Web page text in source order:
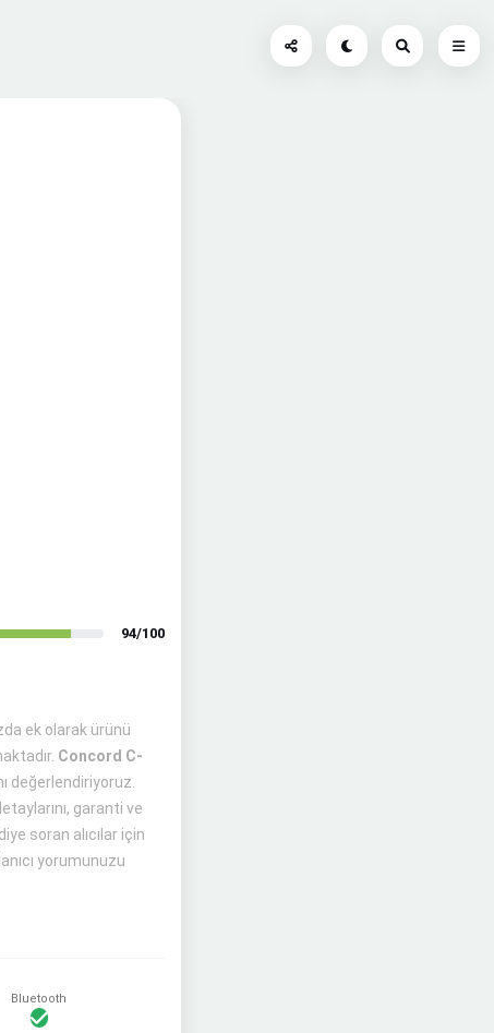
94/100
ek olarak ürünü
Concord C-
değerlendiriyoruz.
garanti ve
soran alıcılar için
yorumunuzu
Bluetooth